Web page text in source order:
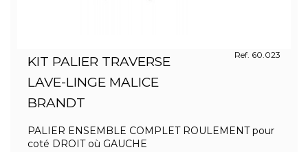
KIT PALIER TRAVERSE
LAVE-LINGE MALICE
BRANDT
Ref. 60.023
PALIER ENSEMBLE COMPLET ROULEMENT pour
coté DROIT où GAUCHE